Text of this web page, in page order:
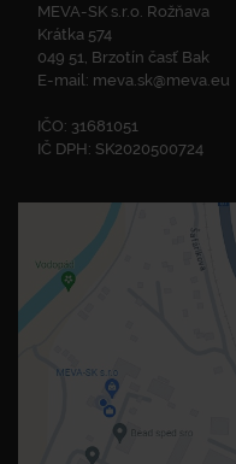
MEVA-SK s.r.o. Rožňava
Krátka 574
049 51, Brzotín časť Bak
E-mail: meva.sk@meva.eu
IČO: 31681051
IČ DPH: SK2020500724